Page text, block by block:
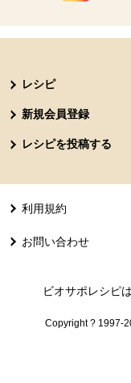
レシピ
新規会員登録
レシピを投稿する
利用規約
お問い合わせ
ビオサポレシピは
Copyright ? 1997-